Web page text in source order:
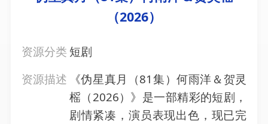
（2026）
资源分类 短剧
资源描述
《伪星真月（81集）何雨洋＆贺灵
榣（2026）》是一部精彩的短剧，
剧情紧凑，演员表现出色，现已完